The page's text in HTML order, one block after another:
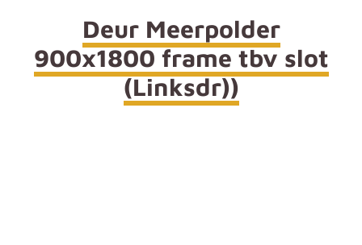
Deur Meerpolder
900x1800 frame tbv slot
(Linksdr))